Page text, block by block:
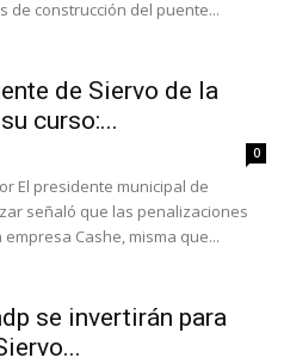
de construcción del puente...
de Siervo de la
curso:...
0
El presidente municipal de
señaló que las penalizaciones
Cashe, misma que...
se invertirán para